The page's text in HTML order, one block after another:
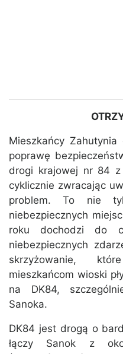
Mieszkańcy
poprawę
drogi krajowej nr 84 z
cyklicznie zwracając
problem. To nie
niebezpiecznych
roku dochodzi do
niebezpiecznych
skrzyżowanie,
mieszkańcom wioski
na DK84,
Sanoka.
DK84 jest drogą o
łączy Sanok z